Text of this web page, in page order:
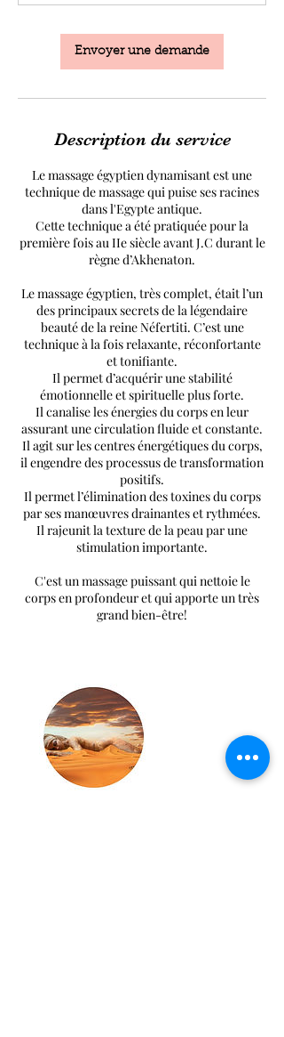
n
Envoyer une demande
Description du service
Le massage égyptien dynamisant est une
technique de massage qui puise ses racines
dans l'Egypte antique.
Cette technique a été pratiquée pour la
première fois au IIe siècle avant J.C durant le
règne d’Akhenaton.
Le massage égyptien, très complet, était l’un
des principaux secrets de la légendaire
beauté de la reine Néfertiti. C’est une
technique à la fois relaxante, réconfortante
et tonifiante.
Il permet d’acquérir une stabilité
émotionnelle et spirituelle plus forte.
Il canalise les énergies du corps en leur
assurant une circulation fluide et constante.
Il agit sur les centres énergétiques du corps,
il engendre des processus de transformation
positifs.
Il permet l’élimination des toxines du corps
par ses manœuvres drainantes et rythmées.
Il rajeunit la texture de la peau par une
stimulation importante.
C'est un massage puissant qui nettoie le
corps en profondeur et qui apporte un très